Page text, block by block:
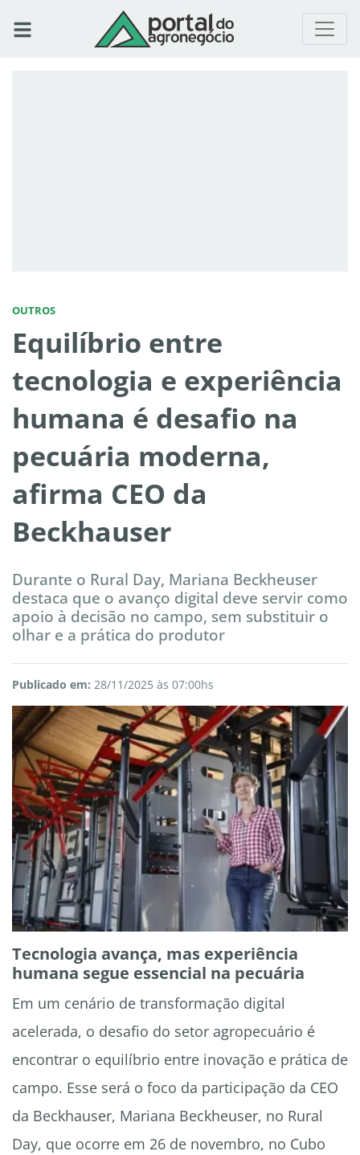
OUTROS
Equilíbrio entre
tecnologia e experiência
humana é desafio na
pecuária moderna,
afirma CEO da
Beckhauser
Durante o Rural Day, Mariana Beckheuser
destaca que o avanço digital deve servir como
apoio à decisão no campo, sem substituir o
olhar e a prática do produtor
Publicado em: 28/11/2025 às 07:00hs
Tecnologia avança, mas experiência
humana segue essencial na pecuária
Em um cenário de transformação digital
acelerada, o desafio do setor agropecuário é
encontrar o equilíbrio entre inovação e prática de
campo. Esse será o foco da participação da CEO
da Beckhauser, Mariana Beckheuser, no Rural
Day, que ocorre em 26 de novembro, no Cubo